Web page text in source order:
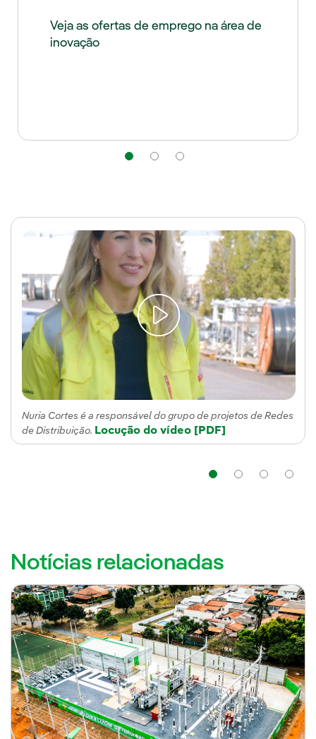
Veja as ofertas de emprego na área de
inovação
Navegação
Nuria Cortes é a responsável do grupo de projetos de Redes
de Distribuição. Locução do vídeo Link externo, abra em
[PDF]
Navegação
Notícias relacionadas